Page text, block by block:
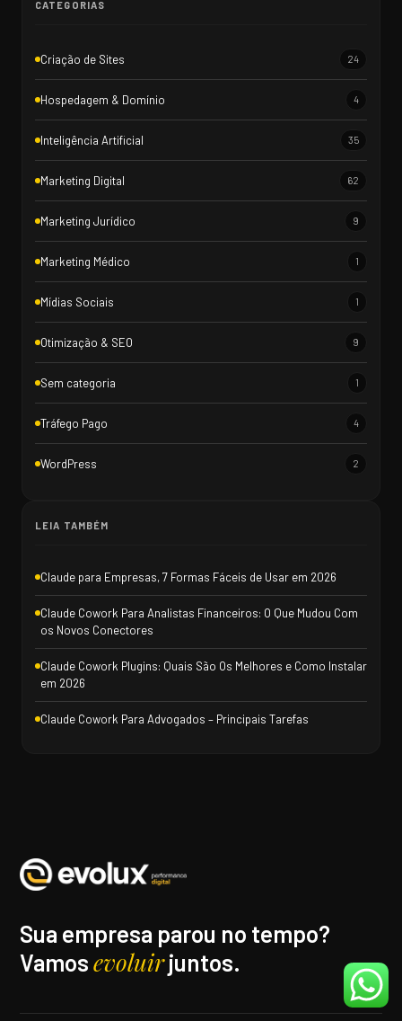
CATEGORIAS
Criação de Sites 24
Hospedagem & Domínio 4
Inteligência Artificial 35
Marketing Digital 62
Marketing Jurídico 9
Marketing Médico 1
Mídias Sociais 1
Otimização & SEO 9
Sem categoria 1
Tráfego Pago 4
WordPress 2
LEIA TAMBÉM
Claude para Empresas, 7 Formas Fáceis de Usar em 2026
Claude Cowork Para Analistas Financeiros: O Que Mudou Com
os Novos Conectores
Claude Cowork Plugins: Quais São Os Melhores e Como Instalar
em 2026
Claude Cowork Para Advogados – Principais Tarefas
Sua empresa parou no tempo?
Vamosevoluirjuntos.